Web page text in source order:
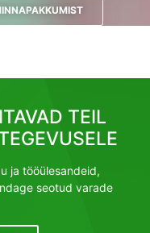
TEIL
ja tööülesandeid,
seotud varade